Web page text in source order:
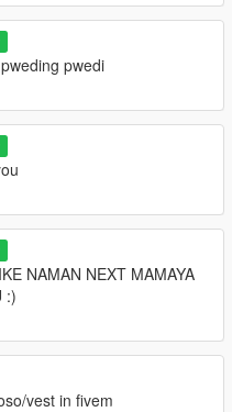
pwedi
NAMAN NEXT MAMAYA
:)
vest in fivem